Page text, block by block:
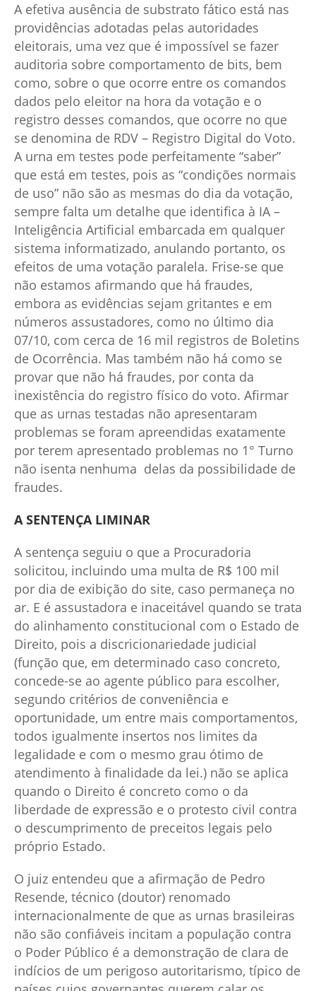
A efetiva ausência de substrato fático está nas
providências adotadas pelas autoridades
eleitorais, uma vez que é impossível se fazer
auditoria sobre comportamento de bits, bem
como, sobre o que ocorre entre os comandos
dados pelo eleitor na hora da votação e o
registro desses comandos, que ocorre no que
se denomina de RDV – Registro Digital do Voto.
A urna em testes pode perfeitamente “saber”
que está em testes, pois as “condições normais
de uso” não são as mesmas do dia da votação,
sempre falta um detalhe que identifica à IA –
Inteligência Artificial embarcada em qualquer
sistema informatizado, anulando portanto, os
efeitos de uma votação paralela. Frise-se que
não estamos afirmando que há fraudes,
embora as evidências sejam gritantes e em
números assustadores, como no último dia
07/10, com cerca de 16 mil registros de Boletins
de Ocorrência. Mas também não há como se
provar que não há fraudes, por conta da
inexistência do registro físico do voto. Afirmar
que as urnas testadas não apresentaram
problemas se foram apreendidas exatamente
por terem apresentado problemas no 1° Turno
não isenta nenhuma delas da possibilidade de
fraudes.
A SENTENÇA LIMINAR
A sentença seguiu o que a Procuradoria
solicitou, incluindo uma multa de R$ 100 mil
por dia de exibição do site, caso permaneça no
ar. E é assustadora e inaceitável quando se trata
do alinhamento constitucional com o Estado de
Direito, pois a discricionariedade judicial
(função que, em determinado caso concreto,
concede-se ao agente público para escolher,
segundo critérios de conveniência e
oportunidade, um entre mais comportamentos,
todos igualmente insertos nos limites da
legalidade e com o mesmo grau ótimo de
atendimento à finalidade da lei.) não se aplica
quando o Direito é concreto como o da
liberdade de expressão e o protesto civil contra
o descumprimento de preceitos legais pelo
próprio Estado.
O juiz entendeu que a afirmação de Pedro
Resende, técnico (doutor) renomado
internacionalmente de que as urnas brasileiras
não são confiáveis incitam a população contra
o Poder Público é a demonstração de clara de
indícios de um perigoso autoritarismo, típico de